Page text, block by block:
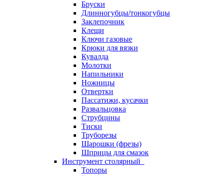
Бруски
Длинногубцы/тонкогубцы
Заклепочник
Клещи
Ключи газовые
Крюки для вязки
Кувалда
Молотки
Напильники
Ножницы
Отвертки
Пассатижи, кусачки
Развальцовка
Струбцины
Тиски
Труборезы
Шарошки (фрезы)
Шприцы для смазок
Инструмент столярный
Топоры